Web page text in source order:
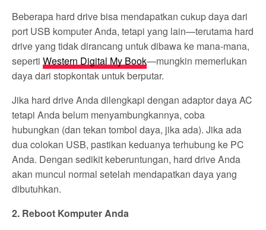
Beberapa hard drive bisa mendapatkan cukup daya dari
port USB komputer Anda, tetapi yang lain—terutama hard
drive yang tidak dirancang untuk dibawa ke mana-mana,
sepertiWestern Digital My Book—mungkin memerlukan
daya dari stopkontak untuk berputar.
Jika hard drive Anda dilengkapi dengan adaptor daya AC
tetapi Anda belum menyambungkannya, coba
hubungkan (dan tekan tombol daya, jika ada). Jika ada
dua colokan USB, pastikan keduanya terhubung ke PC
Anda. Dengan sedikit keberuntungan, hard drive Anda
akan muncul normal setelah mendapatkan daya yang
dibutuhkan.
2. Reboot Komputer Anda